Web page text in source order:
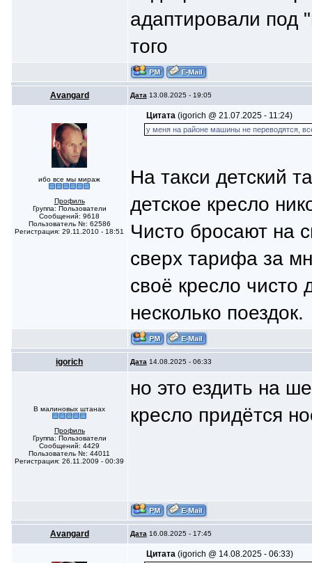
адаптировали под
того
Avangard Дата 13.08.2025 - 19:05
ибо все мы мираж
Профиль
Группа: Пользователи
Сообщений: 9618
Пользователь №: 62586
Регистрация: 29.11.2010 - 18:51
Цитата (igorich @ 21.07.2025 - 11:24)
у меня на районе машины не переводятся,
На такси детский
детское кресло
Чисто бросают на
сверх тарифа за
своё кресло чисто
несколько поездок.
igorich Дата 14.08.2025 - 06:33
В малиновых штанах
Профиль
Группа: Пользователи
Сообщений: 4429
Пользователь №: 44011
Регистрация: 26.11.2009 - 00:39
но это ездить на
кресло придётся
Avangard Дата 16.08.2025 - 17:45
Цитата (igorich @ 14.08.2025 - 06:33)